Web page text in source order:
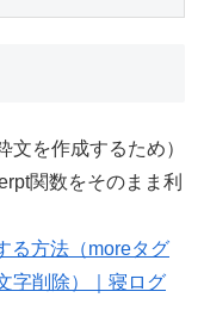
を作成するため）
関数をそのまま利
る方法（moreタグ
字削除）｜寝ログ